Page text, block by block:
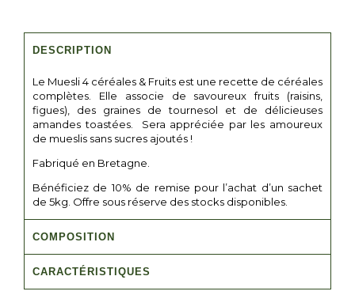
DESCRIPTION
Le Muesli 4 céréales & Fruits est une recette de céréales
complètes. Elle associe de savoureux fruits (raisins,
figues), des graines de tournesol et de délicieuses
amandes toastées. Sera appréciée par les amoureux
de mueslis sans sucres ajoutés !
Fabriqué en Bretagne.
Bénéficiez de 10% de remise pour l’achat d’un sachet
de 5kg. Offre sous réserve des stocks disponibles.
COMPOSITION
CARACTÉRISTIQUES